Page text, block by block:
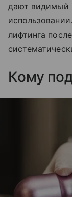
дают видимый
лифтинга
Кому